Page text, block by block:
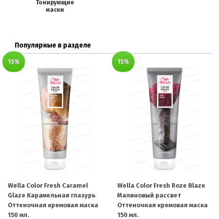
Тонирующие
маски
Популярные в разделе
15%
Wella Color Fresh Caramel
Glaze Карамельная глазурь
Оттеночная кремовая маска
150 мл.
15%
Wella Color Fresh Roze Blaze
Малиновый рассвет
Оттеночная кремовая маска
150 мл.